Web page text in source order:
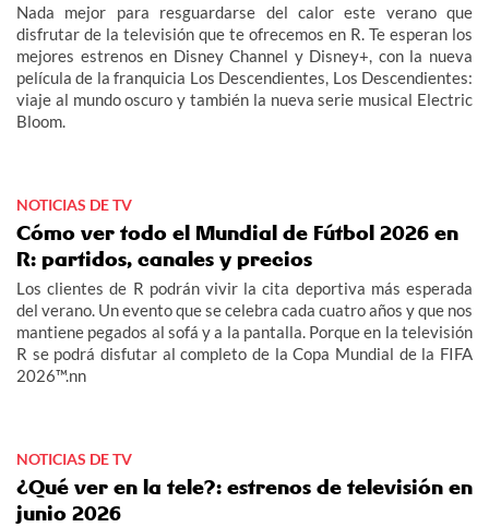
Nada mejor para resguardarse del calor este verano que
disfrutar de la televisión que te ofrecemos en R. Te esperan los
mejores estrenos en Disney Channel y Disney+, con la nueva
película de la franquicia Los Descendientes, Los Descendientes:
viaje al mundo oscuro y también la nueva serie musical Electric
Bloom.
NOTICIAS DE TV
Cómo ver todo el Mundial de Fútbol 2026 en
R: partidos, canales y precios
Los clientes de R podrán vivir la cita deportiva más esperada
del verano. Un evento que se celebra cada cuatro años y que nos
mantiene pegados al sofá y a la pantalla. Porque en la televisión
R se podrá disfutar al completo de la Copa Mundial de la FIFA
2026™.nn
NOTICIAS DE TV
¿Qué ver en la tele?: estrenos de televisión en
junio 2026